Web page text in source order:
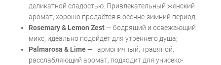
деликатной сладостью. Привлекательный женский
аромат, хорошо продаётся в осенне-зимний период;
Rosemary & Lemon Zest — бодрящий и освежающий
микс, идеально подойдёт для утреннего душа;
Palmarosa & Lime — гармоничный, травяной,
расслабляющий аромат, подходит для унисекс-